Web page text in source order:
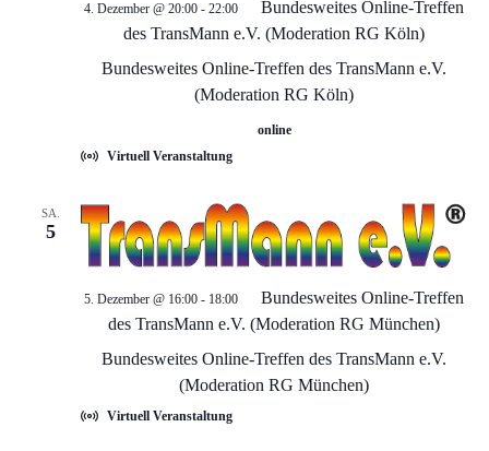
u
c
u
n
d
A
e
a
v
i
Bundesweites Online-Treffen des TransMann e.V.
(Moderation RG Köln)
4. Dezember @ 20:00 - 22:00
Bundesweites Online-Treffen
des TransMann e.V. (Moderation RG Köln)
online
Virtuell Veranstaltung
SA.
5
Bundesweites Online-Treffen des TransMann e.V.
(Moderation RG München)
5. Dezember @ 16:00 - 18:00
Bundesweites Online-Treffen
des TransMann e.V. (Moderation RG München)
Virtuell Veranstaltung